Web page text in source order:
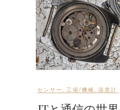
センサー 工場/機械 温度計